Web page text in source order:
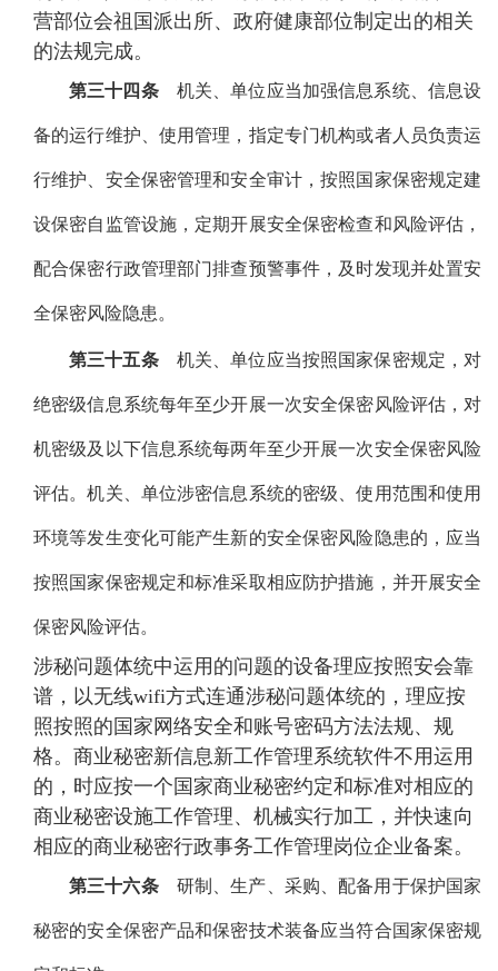
营部位会祖国派出所、政府健康部位制定出的相关
的法规完成。
第三十四条机关、单位应当加强信息系统、信息设
备的运行维护、使用管理，指定专门机构或者人员负责运
行维护、安全保密管理和安全审计，按照国家保密规定建
设保密自监管设施，定期开展安全保密检查和风险评估，
配合保密行政管理部门排查预警事件，及时发现并处置安
全保密风险隐患。
第三十五条机关、单位应当按照国家保密规定，对
绝密级信息系统每年至少开展一次安全保密风险评估，对
机密级及以下信息系统每两年至少开展一次安全保密风险
评估。机关、单位涉密信息系统的密级、使用范围和使用
环境等发生变化可能产生新的安全保密风险隐患的，应当
按照国家保密规定和标准采取相应防护措施，并开展安全
保密风险评估。
涉秘问题体统中运用的问题的设备理应按照安会靠
谱，以无线wifi方式连通涉秘问题体统的，理应按
照按照的国家网络安全和账号密码方法法规、规
格。商业秘密新信息新工作管理系统软件不用运用
的，时应按一个国家商业秘密约定和标准对相应的
商业秘密设施工作管理、机械实行加工，并快速向
相应的商业秘密行政事务工作管理岗位企业备案。
第三十六条研制、生产、采购、配备用于保护国家
秘密的安全保密产品和保密技术装备应当符合国家保密规